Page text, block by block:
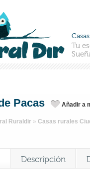
Tu
Pacas Añadir a
Ruraldir » Casas rurales
Descripción